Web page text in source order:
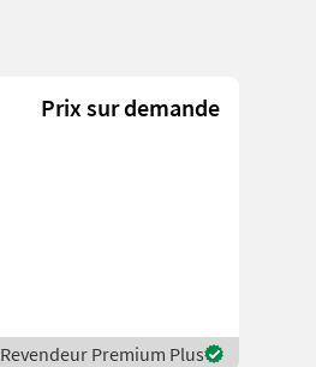
Prix sur demande
Revendeur Premium Plus